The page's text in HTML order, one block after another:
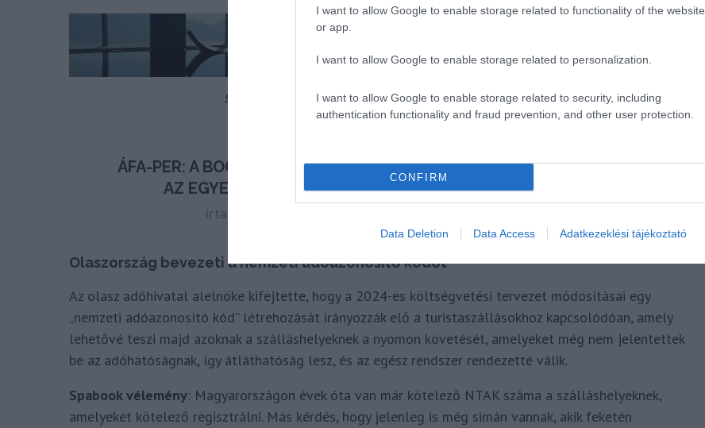
I want to allow Google to enable storage related to functionality of the website
or app.
I want to allow Google to enable storage related to personalization.
I want to allow Google to enable storage related to security, including
authentication functionality and fraud prevention, and other user protection.
CONFIRM
Data Deletion Data Access Adatkezeklési tájékoztató
Olaszország bevezeti a nemzeti adóazonosító kódot
Az olasz adóhivatal alelnöke kifejtette, hogy a 2024-es költségvetési tervezet módosításai egy
„nemzeti adóazonosító kód” létrehozását irányozzák elő a turistaszállásokhoz kapcsolódóan, amely
lehetővé teszi majd azoknak a szálláshelyeknek a nyomon követését, amelyeket még nem jelentettek
be az adóhatóságnak, így átláthatóság lesz, és az egész rendszer rendezetté válik.
Spabook vélemény: Magyarországon évek óta van már kötelező NTAK száma a szálláshelyeknek,
amelyeket kötelező regisztrálni. Más kérdés, hogy jelenleg is még simán vannak, akik feketén